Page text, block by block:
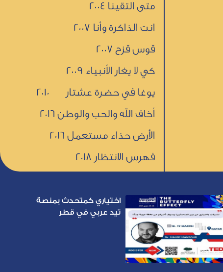
متى التقينا 2004
انت الذاكرة وأنا 2007
قوس قزح 2007
كي لا يغار الأنبياء 2009
يوغا في حضرة عشتار 2010
أخاف الله والحب والوطن 2016
الأرض حذاء مستعمل 2016
فهرس الانتظار 2018
اختياري كمتحدث بمنصة
تيد عربي في قطر